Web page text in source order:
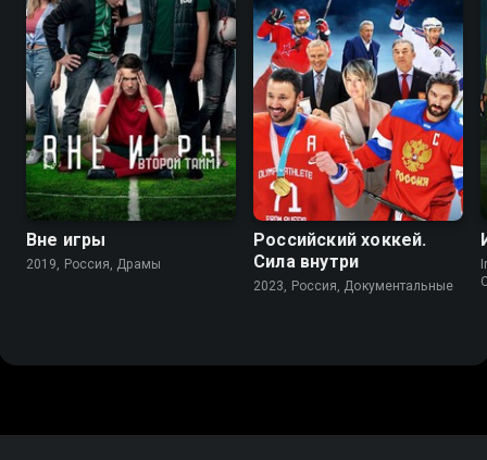
8.0 7.1
Вне игры
2019, Россия, Драмы
8.5
Российский хоккей.
Сила внутри
2023, Россия, Документальные